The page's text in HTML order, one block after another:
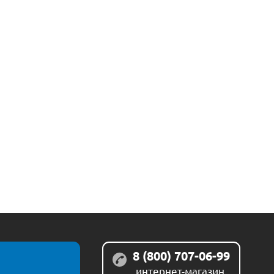
8 (800) 707-06-99
интернет-магазин